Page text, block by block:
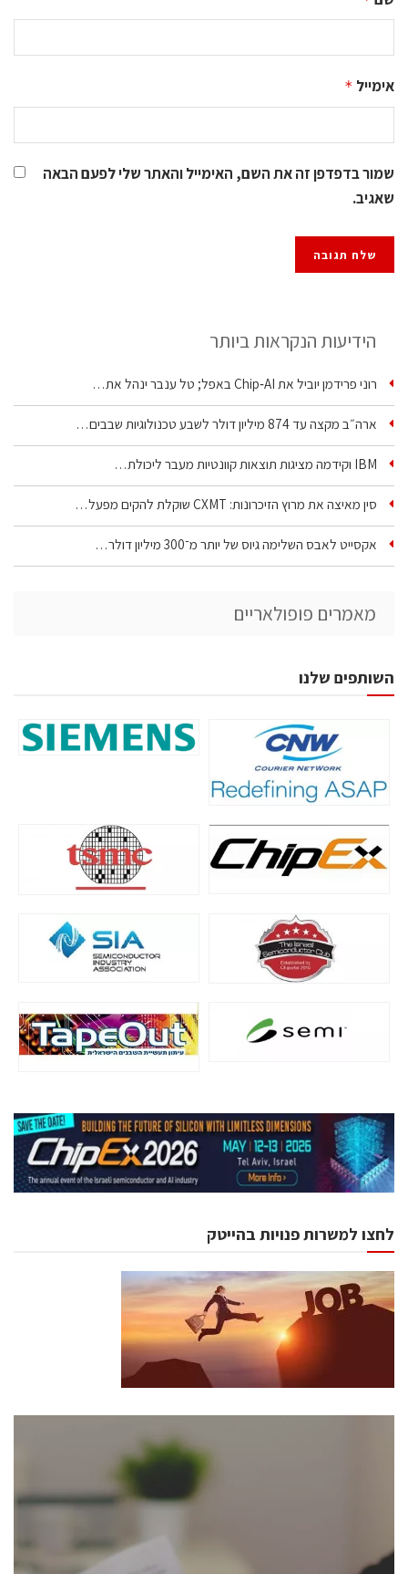
אימייל *
שמור בדפדפן זה את השם, האימייל והאתר שלי לפעם הבאה
שאגיב.
הידיעות הנקראות ביותר
רוני פרידמן יוביל את Chip‑AI באפל; טל ענבר ינהל את…
ארה״ב מקצה עד 874 מיליון דולר לשבע טכנולוגיות שבבים…
IBM וקידמה מציגות תוצאות קוונטיות מעבר ליכולת…
סין מאיצה את מרוץ הזיכרונות: CXMT שוקלת להקים מפעל…
אקסייט לאבס השלימה גיוס של יותר מ־300 מיליון דולר…
מאמרים פופולאריים
השותפים שלנו
לחצו למשרות פנויות בהייטק
כנסים ואירועים
לכל העוסקים בתעשיית הסמיקונדקטור כולל מהנדסים,